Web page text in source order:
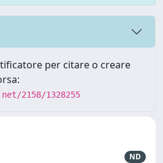
per citare o creare
2158/1328255
ND